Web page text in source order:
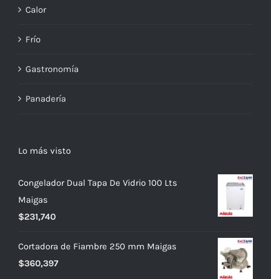
Calor
Frío
Gastronomía
Panadería
Lo más visto
Congelador Dual Tapa De Vidrio 100 Lts
Maigas
$231,740
Cortadora de Fiambre 250 mm Maigas
$360,397